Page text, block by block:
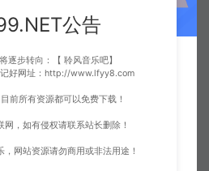
公告
逐步转向：【 聆风音乐吧】
记好网址：http://www.lfyy8.com
前所有资源都可以免费下载！
网，如有侵权请联系站长删除！
网站资源请勿商用或非法用途！